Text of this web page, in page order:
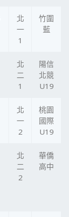
北
一
1
竹圍
藍
北
二
1
陽信
北競
U19
北
一
2
桃園
國際
U19
北
二
2
華僑
高中